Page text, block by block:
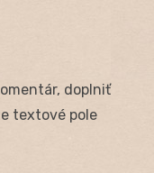
doplniť
textové pole